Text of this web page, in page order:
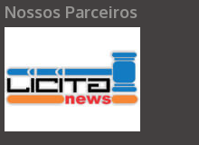
Nossos Parceiros